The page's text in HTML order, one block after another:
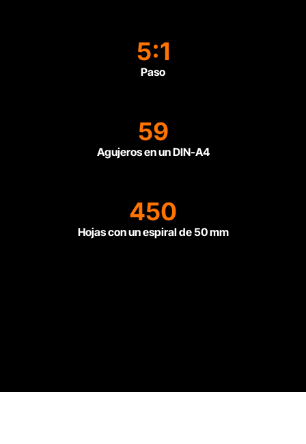
5:1
Paso
59
Agujeros en un DIN-A4
450
Hojas con un espiral de 50 mm